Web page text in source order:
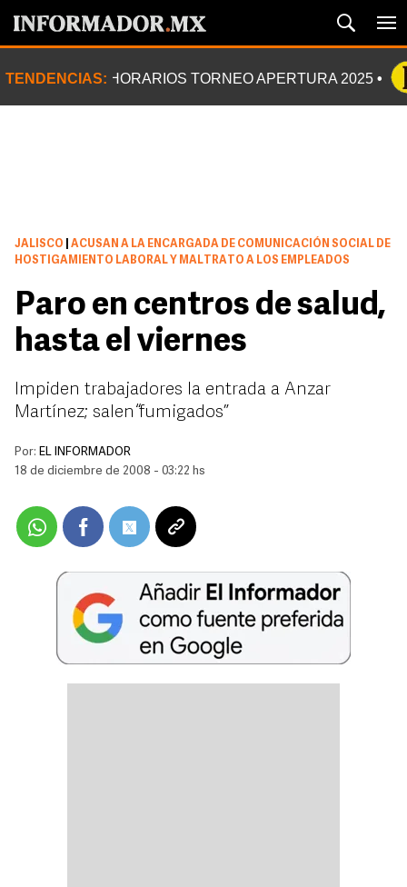
TENDENCIAS: HORARIOS TORNEO APERTURA 2025
JALISCO
ACUSAN A LA ENCARGADA DE COMUNICACIÓN SOCIAL DE
HOSTIGAMIENTO LABORAL Y MALTRATO A LOS EMPLEADOS
Paro en centros de salud,
hasta el viernes
Impiden trabajadores la entrada a Anzar
Martínez; salen “fumigados”
Por: EL INFORMADOR
18 de diciembre de 2008 - 03:22 hs